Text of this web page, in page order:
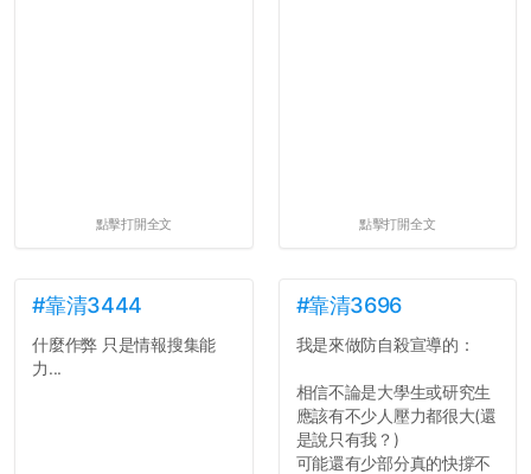
點擊打開全文 點擊打開全文
#靠清3444
什麼作弊 只是情報搜集能
力...
#靠清3696
我是來做防自殺宣導的：
相信不論是大學生或研究生
應該有不少人壓力都很大(還
是說只有我？)
可能還有少部分真的快撐不